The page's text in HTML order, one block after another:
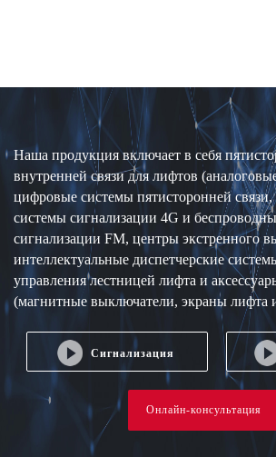
Наша продукция включает в себя
внутренней связи для лифтов
цифровые системы пятисторонней
системы сигнализации 4G и
сигнализации FM, центры экстренного
интеллектуальные диспетчерские
управления лестницей лифта и
(магнитные выключатели, экраны лифта
Сигнализация
Онлайн-консультация